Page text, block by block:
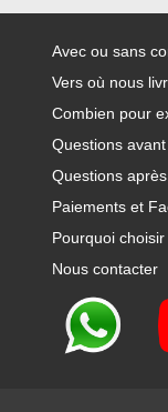
Avec ou sans
Vers où nous
Combien pour
Questions
Questions
Paiements et
Pourquoi
Nous contacter